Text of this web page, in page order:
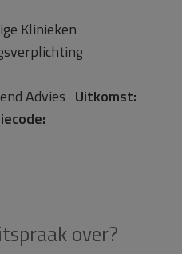
Klinieken
Advies Uitkomst:
over?